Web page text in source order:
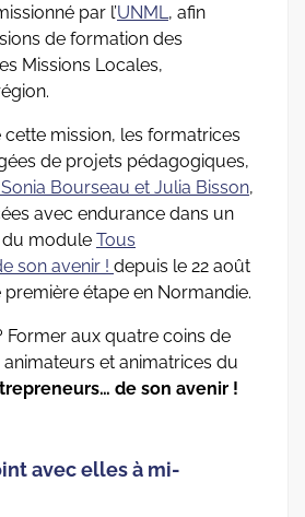
par l’UNML , afin
de formation des
Missions Locales,
cette mission, les formatrices
de projets pédagogiques,
Bourseau et Julia Bisson,
avec endurance dans un
du module Tous
son avenir ! depuis le 22 août
étape en Normandie.
Former aux quatre coins de
et animatrices du
de son avenir !
avec elles à mi-